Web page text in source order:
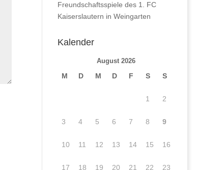
Freundschaftsspiele des 1. FC
Kaiserslautern in Weingarten
Kalender
August 2026
M D M D F S S
1 2
3 4 5 6 7 8 9
10 11 12 13 14 15 16
17 18 19 20 21 22 23